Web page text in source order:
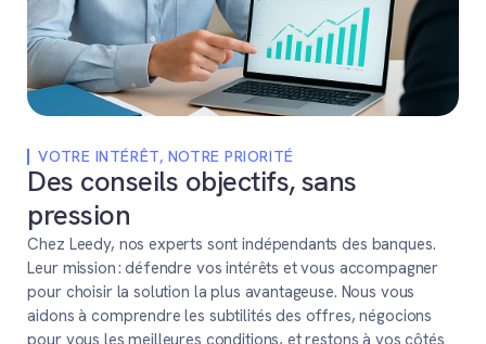
VOTRE INTÉRÊT, NOTRE PRIORITÉ
Des conseils objectifs, sans
pression
Chez Leedy, nos experts sont indépendants des banques.
Leur mission : défendre vos intérêts et vous accompagner
pour choisir la solution la plus avantageuse. Nous vous
aidons à comprendre les subtilités des offres, négocions